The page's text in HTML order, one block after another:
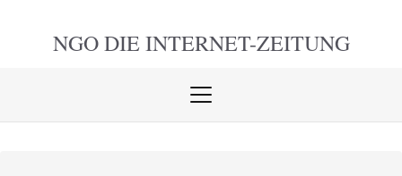
NGO DIE INTERNET-ZEITUNG
Menü